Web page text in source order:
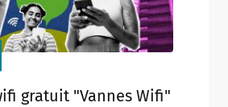
gratuit "Vannes Wifi"